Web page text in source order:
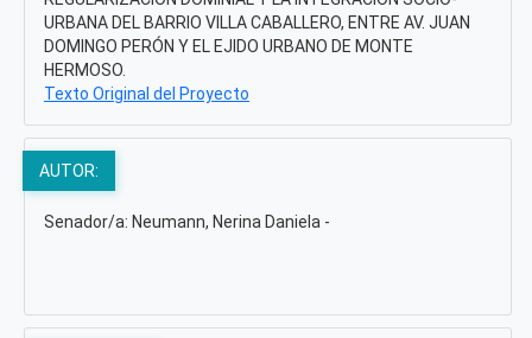
URBANA DEL BARRIO VILLA CABALLERO, ENTRE AV. JUAN
DOMINGO PERÓN Y EL EJIDO URBANO DE MONTE
HERMOSO.
Texto Original del Proyecto
AUTOR:
Senador/a: Neumann, Nerina Daniela -